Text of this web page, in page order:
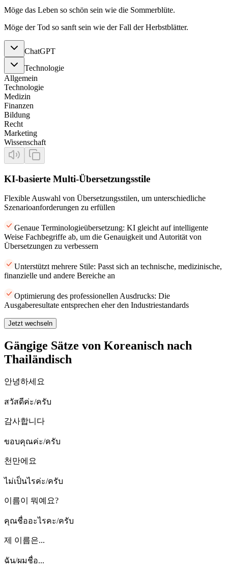
Möge das Leben so schön sein wie die Sommerblüte.
Möge der Tod so sanft sein wie der Fall der Herbstblätter.
ChatGPT
Technologie
Allgemein
Technologie
Medizin
Finanzen
Bildung
Recht
Marketing
Wissenschaft
KI-basierte Multi-Übersetzungsstile
Flexible Auswahl von Übersetzungsstilen, um unterschiedliche
Szenarioanforderungen zu erfüllen
Genaue Terminologieübersetzung: KI gleicht auf intelligente
Weise Fachbegriffe ab, um die Genauigkeit und Autorität von
Übersetzungen zu verbessern
Unterstützt mehrere Stile: Passt sich an technische, medizinische,
finanzielle und andere Bereiche an
Optimierung des professionellen Ausdrucks: Die
Ausgaberesultate entsprechen eher den Industriestandards
Jetzt wechseln
Gängige Sätze von Koreanisch nach
Thailändisch
안녕하세요
สวัสดีค่ะ/ครับ
감사합니다
ขอบคุณค่ะ/ครับ
천만에요
ไม่เป็นไรค่ะ/ครับ
이름이 뭐예요?
คุณชื่ออะไรคะ/ครับ
제 이름은...
ฉัน/ผมชื่อ...